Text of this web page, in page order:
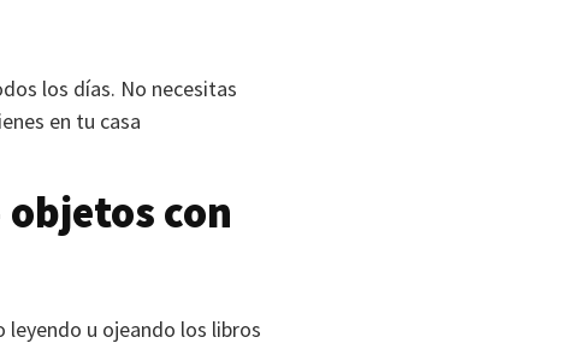
los días. No necesitas
en tu casa
con
leyendo u ojeando los libros